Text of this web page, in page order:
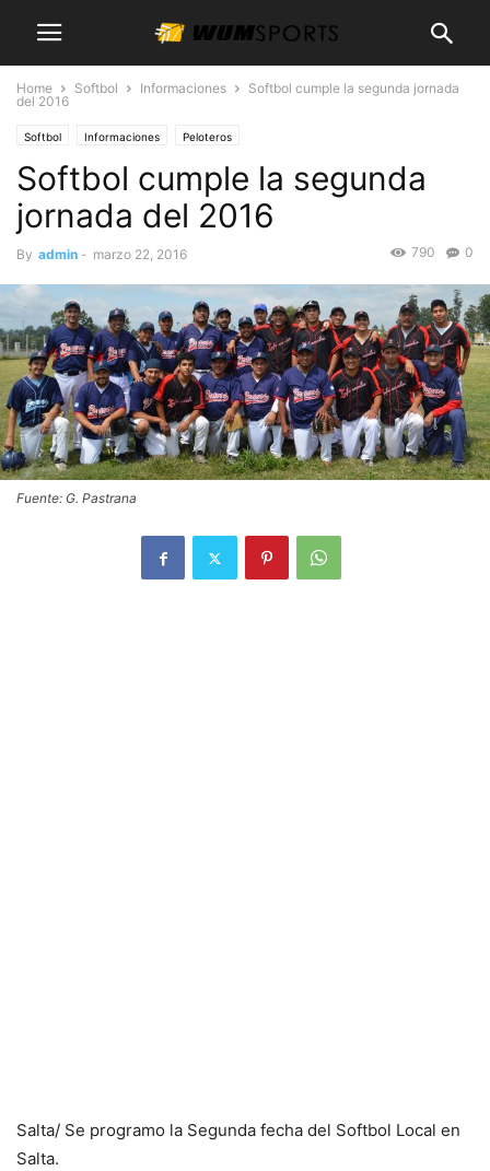
Home Softbol Informaciones
Softbol cumple la segunda jornada
del 2016
Softbol Informaciones Peloteros
Softbol cumple la segunda
jornada del 2016
By admin - marzo 22, 2016 0
790
Fuente: G. Pastrana
Salta/ Se programo la Segunda fecha del Softbol Local en
Salta.